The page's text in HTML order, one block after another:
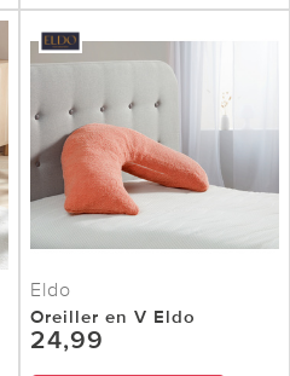
Eldo
Oreiller en V Eldo
24,99